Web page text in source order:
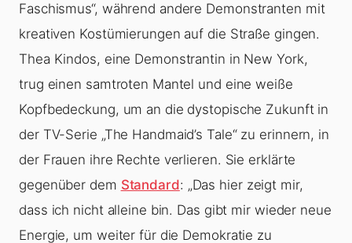
Faschismus“, während andere Demonstranten mit
kreativen Kostümierungen auf die Straße gingen.
Thea Kindos, eine Demonstrantin in New York,
trug einen samtroten Mantel und eine weiße
Kopfbedeckung, um an die dystopische Zukunft in
der TV-Serie „The Handmaid’s Tale“ zu erinnern, in
der Frauen ihre Rechte verlieren. Sie erklärte
gegenüber dem Standard: „Das hier zeigt mir,
dass ich nicht alleine bin. Das gibt mir wieder neue
Energie, um weiter für die Demokratie zu